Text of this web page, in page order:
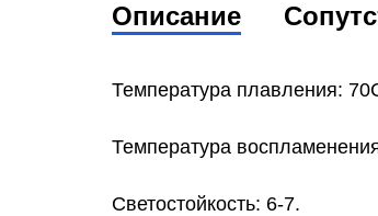
Описание
Температура плавления:
Температура
Светостойкость: 6-7.